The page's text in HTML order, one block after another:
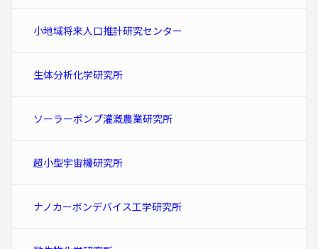
小地域将来人口推計研究センター
生体分析化学研究所
ソーラーポンプ灌漑農業研究所
超小型宇宙機研究所
ナノカーボンデバイス工学研究所